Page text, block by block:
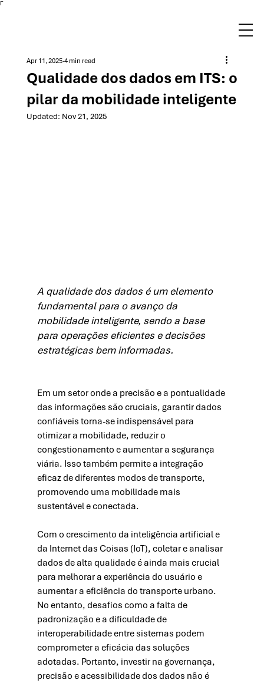
Γ
Qualidade dos dados em ITS: o
pilar da mobilidade inteligente
Apr 11, 2025 4 min read
Updated: Nov 21, 2025
A qualidade dos dados é um elemento
fundamental para o avanço da
mobilidade inteligente, sendo a base
para operações eficientes e decisões
estratégicas bem informadas.
Em um setor onde a precisão e a pontualidade
das informações são cruciais, garantir dados
confiáveis torna-se indispensável para
otimizar a mobilidade, reduzir o
congestionamento e aumentar a segurança
viária. Isso também permite a integração
eficaz de diferentes modos de transporte,
promovendo uma mobilidade mais
sustentável e conectada.
Com o crescimento da inteligência artificial e
da Internet das Coisas (IoT), coletar e analisar
dados de alta qualidade é ainda mais crucial
para melhorar a experiência do usuário e
aumentar a eficiência do transporte urbano.
No entanto, desafios como a falta de
padronização e a dificuldade de
interoperabilidade entre sistemas podem
comprometer a eficácia das soluções
adotadas. Portanto, investir na governança,
precisão e acessibilidade dos dados não é